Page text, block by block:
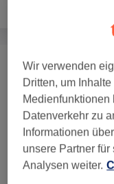
Augenbrauen &
Zubuchbare Extras
Wir verwenden
Dritten, um
Medienfunktionen
Datenverkehr zu
Informationen
unsere Partner
Analysen weiter.